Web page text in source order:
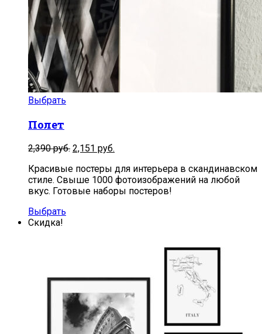
Выбрать
Полет
2,390руб. 2,151 руб.
Красивые постеры для интерьера в скандинавском
стиле. Свыше 1000 фотоизображений на любой
вкус. Готовые наборы постеров!
Выбрать
Скидка!